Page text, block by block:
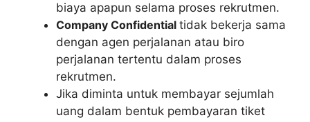
biaya apapun selama proses rekrutmen.
Company Confidential tidak bekerja sama
dengan agen perjalanan atau biro
perjalanan tertentu dalam proses
rekrutmen.
Jika diminta untuk membayar sejumlah
uang dalam bentuk pembayaran tiket